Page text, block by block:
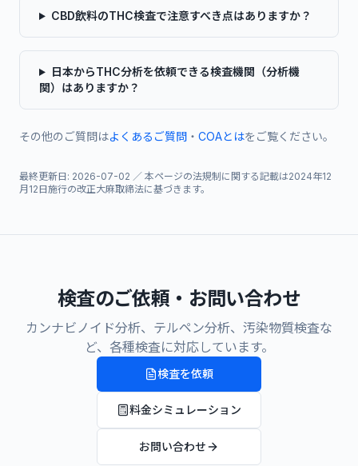
CBD飲料のTHC検査で注意すべき点はありますか？
日本からTHC分析を依頼できる検査機関（分析機
関）はありますか？
その他のご質問はよくあるご質問 ・ COAとはをご覧ください。
最終更新日: 2026-07-02 ／ 本ページの法規制に関する記載は2024年12
月12日施行の改正大麻取締法に基づきます。
検査のご依頼・お問い合わせ
カンナビノイド分析、テルペン分析、汚染物質検査な
ど、各種検査に対応しています。
検査を依頼
料金シミュレーション
お問い合わせ